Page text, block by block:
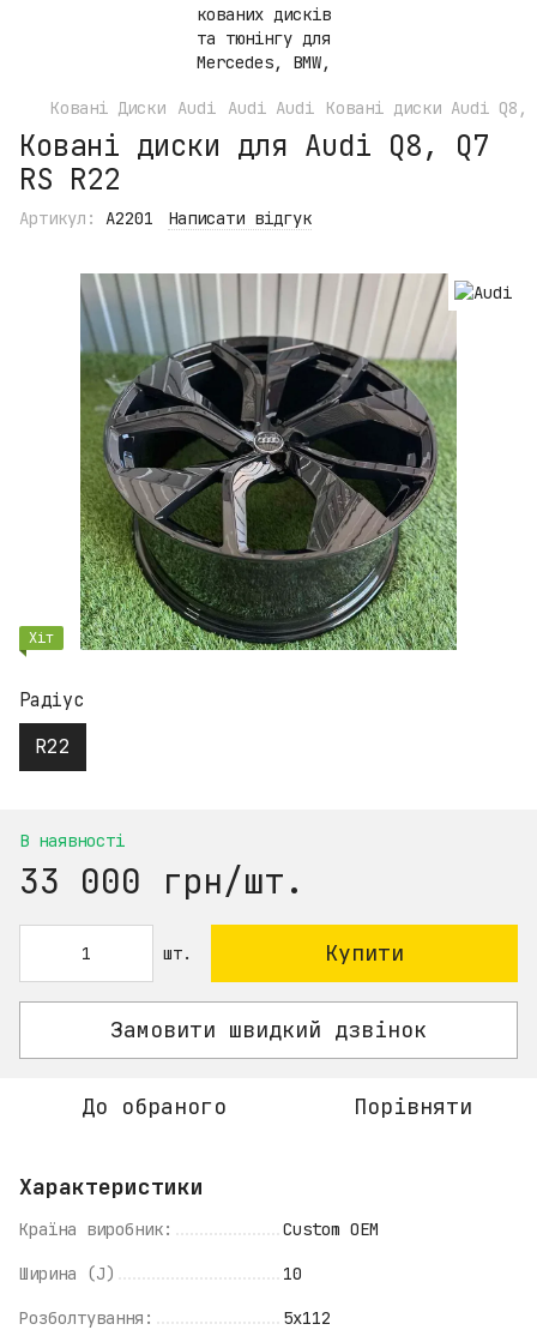
Ковані Диски Audi Audi Audi Ковані диски Audi Q8,
Ковані диски для Audi Q8, Q7
RS R22
Артикул: A2201 Написати відгук
Хіт
Радіус
R22
В наявності
33 000 грн/шт.
шт. Купити
Замовити швидкий дзвінок
До обраного Порівняти
Характеристики
Країна виробник: Custom OEM
Ширина (J) 10
Розболтування: 5x112